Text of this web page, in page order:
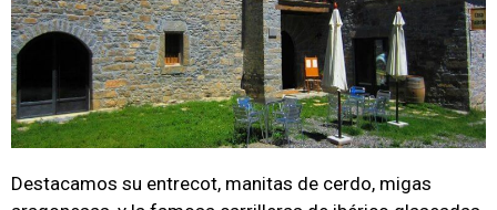
Destacamos su entrecot, manitas de cerdo, migas